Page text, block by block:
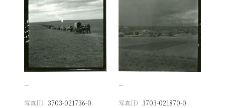
−
写真ID 3703-021736-0
−
写真ID 3703-021870-0